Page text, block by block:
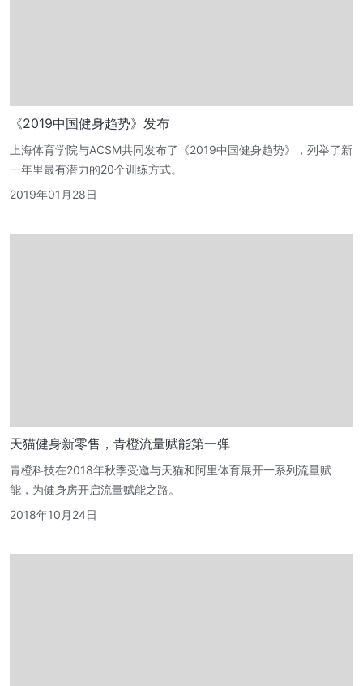
《2019中国健身趋势》发布
上海体育学院与ACSM共同发布了《2019中国健身趋势》，列举了新
一年里最有潜力的20个训练方式。
2019年01月28日
天猫健身新零售，青橙流量赋能第一弹
青橙科技在2018年秋季受邀与天猫和阿里体育展开一系列流量赋
能，为健身房开启流量赋能之路。
2018年10月24日